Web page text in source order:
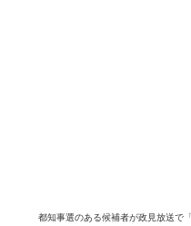
都知事選のある候補者が政見放送で